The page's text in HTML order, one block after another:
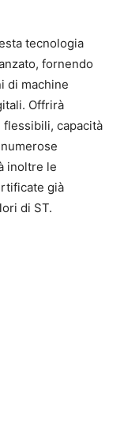
tecnologia
fornendo
di machine
Offrirà
capacità
inoltre le
già
di ST.